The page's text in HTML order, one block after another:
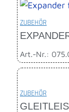
ZUBEHÖR
Art.-Nr.:
ZUBEHÖR